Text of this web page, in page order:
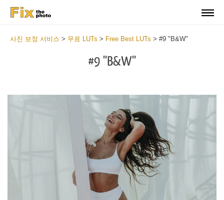
사진 보정 서비스 > 무료 LUTs > Free Best LUTs > #9 "B&W"
#9 "B&W"